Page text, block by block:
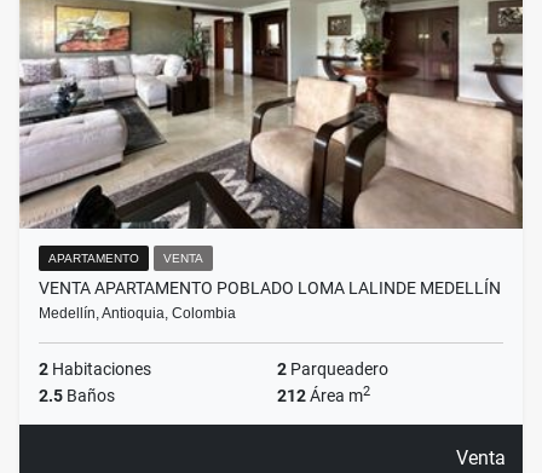
APARTAMENTO VENTA
VENTA APARTAMENTO POBLADO LOMA LALINDE MEDELLÍN
Medellín, Antioquia, Colombia
2 Habitaciones 2 Parqueadero
2.5 Baños 212Área m2
Venta